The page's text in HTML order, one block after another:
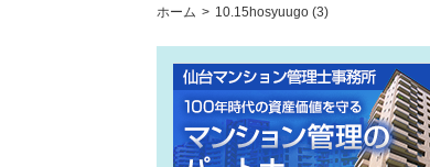
ホーム 10.15hosyuugo (3)